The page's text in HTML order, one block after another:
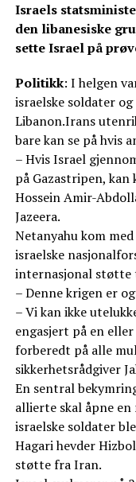
Israels
den libanesiske
sette Israel på
Politikk: I helgen
israelske soldater
Libanon.Irans
bare kan se på hvis
– Hvis Israel
på Gazastripen,
Hossein Amir-
Jazeera.
Netanyahu kom
israelske
internasjonal støtte
– Denne krigen er
– Vi kan ikke
engasjert på en
forberedt på alle
sikkerhetsrådgiver
En sentral
allierte skal åpne
israelske soldater
Hagari hevder
støtte fra Iran.